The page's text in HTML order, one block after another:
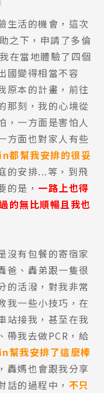
生活的機會，這次
之下，申請了多倫
在當地體驗了四個
國變得相當不容
原本的計畫，前往
那刻，我的心境從
，一方面是害怕人
方面也對家人有些
都幫我安排的很妥
的安排...等，到飛
的是， 一路上也得
的無比順暢且我也
沒有包餐的寄宿家
爸、轟弟跟一隻很
的活潑，對我非常
我一些小技巧，在
站接我，甚至在我
帶我去做PCR，給
幫我安排了這麼棒
轟媽也會跟我分享
話的過程中， 不只